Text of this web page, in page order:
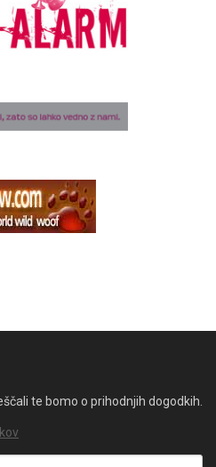
te bomo o prihodnjih dogodkih.